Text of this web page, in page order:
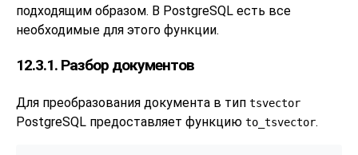
подходящим образом. В PostgreSQL есть все
необходимые для этого функции.
12.3.1. Разбор документов
Для преобразования документа в тип tsvector
PostgreSQL предоставляет функцию to_tsvector.